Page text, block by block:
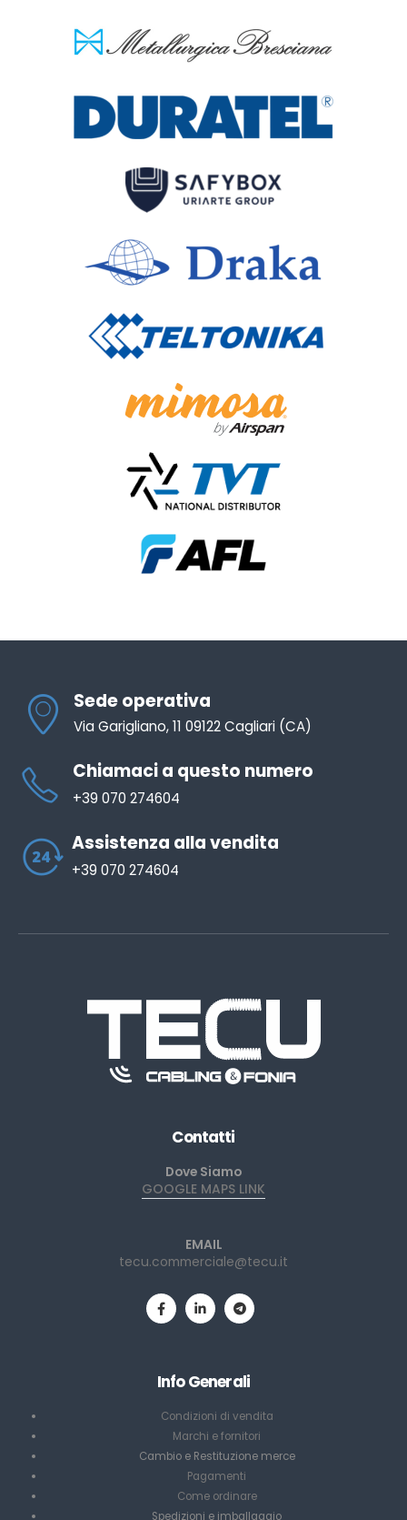
Sede operativa
Via Garigliano, 11 09122 Cagliari (CA)
Chiamaci a questo numero
+39 070 274604
Assistenza alla vendita
+39 070 274604
Contatti
Dove Siamo
GOOGLE MAPS LINK
EMAIL
tecu.commerciale@tecu.it
Info Generali
Condizioni di vendita
Marchi e fornitori
Cambio e Restituzione merce
Pagamenti
Come ordinare
Spedizioni e imballaggio